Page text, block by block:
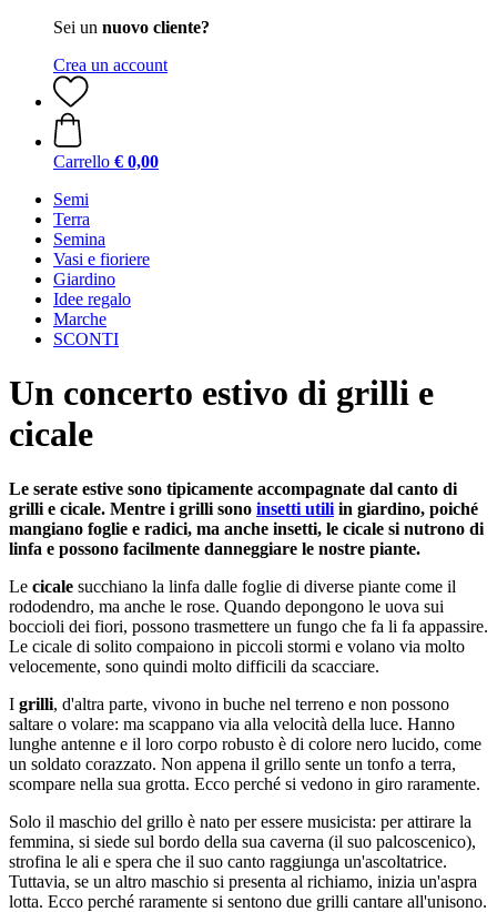
Sei un nuovo cliente?
Crea un account
Carrello € 0,00
Semi
Terra
Semina
Vasi e fioriere
Giardino
Idee regalo
Marche
SCONTI
Un concerto estivo di grilli e
cicale
Le serate estive sono tipicamente accompagnate dal canto di
grilli e cicale. Mentre i grilli sono insetti utili in giardino, poiché
mangiano foglie e radici, ma anche insetti, le cicale si nutrono di
linfa e possono facilmente danneggiare le nostre piante.
Le cicale succhiano la linfa dalle foglie di diverse piante come il
rododendro, ma anche le rose. Quando depongono le uova sui
boccioli dei fiori, possono trasmettere un fungo che fa li fa appassire.
Le cicale di solito compaiono in piccoli stormi e volano via molto
velocemente, sono quindi molto difficili da scacciare.
I grilli, d'altra parte, vivono in buche nel terreno e non possono
saltare o volare: ma scappano via alla velocità della luce. Hanno
lunghe antenne e il loro corpo robusto è di colore nero lucido, come
un soldato corazzato. Non appena il grillo sente un tonfo a terra,
scompare nella sua grotta. Ecco perché si vedono in giro raramente.
Solo il maschio del grillo è nato per essere musicista: per attirare la
femmina, si siede sul bordo della sua caverna (il suo palcoscenico),
strofina le ali e spera che il suo canto raggiunga un'ascoltatrice.
Tuttavia, se un altro maschio si presenta al richiamo, inizia un'aspra
lotta. Ecco perché raramente si sentono due grilli cantare all'unisono.